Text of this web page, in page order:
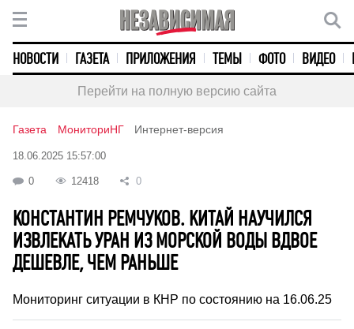
НОВОСТИ ГАЗЕТА ПРИЛОЖЕНИЯ ТЕМЫ ФОТО ВИДЕО
Перейти на полную версию сайта
Газета МониториНГ Интернет-версия
18.06.2025 15:57:00
0 12418 0
КОНСТАНТИН РЕМЧУКОВ. КИТАЙ НАУЧИЛСЯ
ИЗВЛЕКАТЬ УРАН ИЗ МОРСКОЙ ВОДЫ ВДВОЕ
ДЕШЕВЛЕ, ЧЕМ РАНЬШЕ
Мониторинг ситуации в КНР по состоянию на 16.06.25